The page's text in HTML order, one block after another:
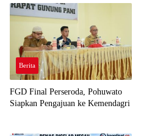
Berita
FGD Final Perseroda, Pohuwato
Siapkan Pengajuan ke Kemendagri